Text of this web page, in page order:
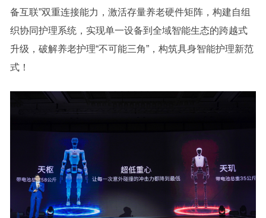
备互联”双重连接能力，激活存量养老硬件矩阵，构建自组
织协同护理系统，实现单一设备到全域智能生态的跨越式
升级，破解养老护理“不可能三角”，构筑具身智能护理新范
式！